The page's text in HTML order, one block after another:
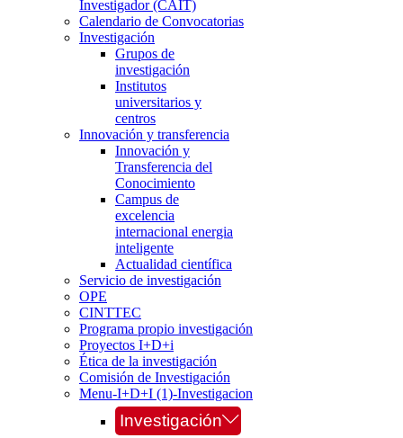
Investigador (CAIT)
Calendario de Convocatorias
Investigación
Grupos de
investigación
Institutos
universitarios y
centros
Innovación y transferencia
Innovación y
Transferencia del
Conocimiento
Campus de
excelencia
internacional energia
inteligente
Actualidad científica
Servicio de investigación
OPE
CINTTEC
Programa propio investigación
Proyectos I+D+i
Ética de la investigación
Comisión de Investigación
Menu-I+D+I (1)-Investigacion
Investigación